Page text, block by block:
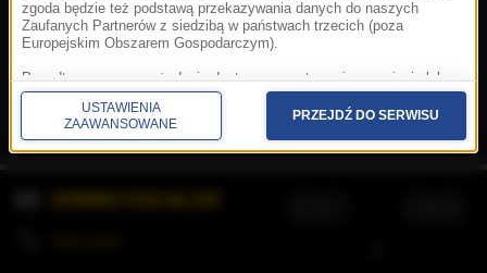
Korzystanie z portalu oznacza akceptację
Prywatność.Aplikacje.© 2026 Radio Muzyka
Fakty Grupa RMF sp. z o.o. sp. k.
zgoda będzie też podstawą przekazywania danych do naszych
Zaufanych Partnerów z siedzibą w państwach trzecich (poza
Europejskim Obszarem Gospodarczym).
Ponadto masz prawo żądania dostępu, sprostowania, usunięcia lub
ograniczenia przetwarzania danych, a także złożenia skargi do
Prezesa Urzędu Ochrony Danych Osobowych. W polityce prywatności
znajdziesz informacje jak wykonać swoje prawa. Szczegółowe
informacje na temat przetwarzania Twoich danych znajdują się w
USTAWIENIA
ZAAWANSOWANE
PRZEJDŹ DO SERWISU